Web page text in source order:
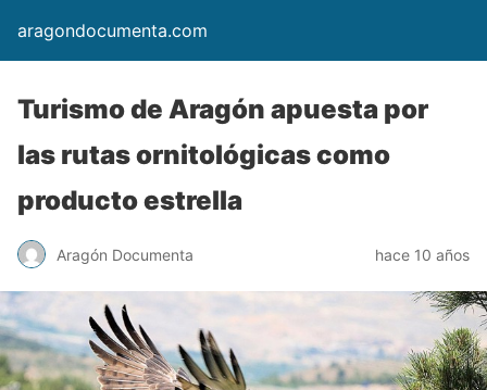
aragondocumenta.com
Turismo de Aragón apuesta por
las rutas ornitológicas como
producto estrella
Aragón Documenta hace 10 años